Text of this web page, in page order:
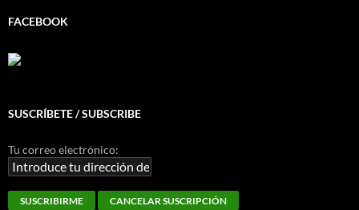
FACEBOOK
SUSCRÍBETE / SUBSCRIBE
Tu correo electrónico: